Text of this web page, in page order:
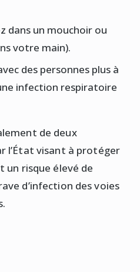
dans un mouchoir ou
votre main).
des personnes plus à
infection respiratoire
de deux
l’État visant à protéger
un risque élevé de
d’infection des voies